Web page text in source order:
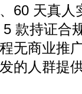
60 天真人
款持证合
无商业推
的人群提